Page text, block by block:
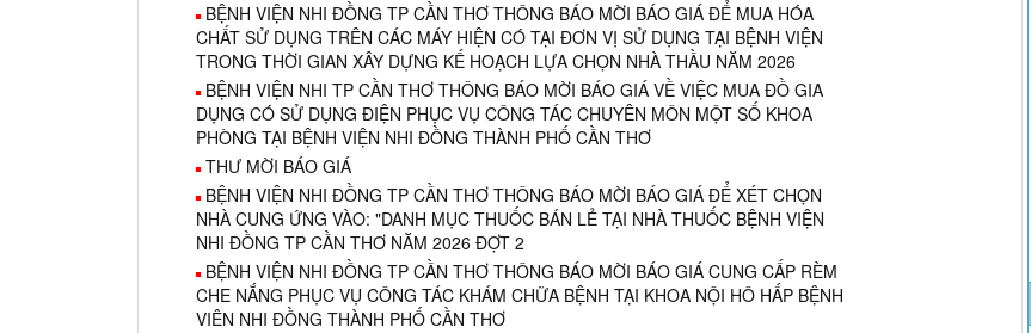
BỆNH VIỆN NHI ĐỒNG TP CẦN THƠ THÔNG BÁO MỜI BÁO GIÁ ĐỂ MUA HÓA
CHẤT SỬ DỤNG TRÊN CÁC MÁY HIỆN CÓ TẠI ĐƠN VỊ SỬ DỤNG TẠI BỆNH VIỆN
TRONG THỜI GIAN XÂY DỰNG KẾ HOẠCH LỰA CHỌN NHÀ THẦU NĂM 2026
BỆNH VIỆN NHI TP CẦN THƠ THÔNG BÁO MỜI BÁO GIÁ VỀ VIỆC MUA ĐỒ GIA
DỤNG CÓ SỬ DỤNG ĐIỆN PHỤC VỤ CÔNG TÁC CHUYÊN MÔN MỘT SỐ KHOA
PHÒNG TẠI BỆNH VIỆN NHI ĐỒNG THÀNH PHỐ CẦN THƠ
THƯ MỜI BÁO GIÁ
BỆNH VIỆN NHI ĐỒNG TP CẦN THƠ THÔNG BÁO MỜI BÁO GIÁ ĐỂ XÉT CHỌN
NHÀ CUNG ỨNG VÀO: "DANH MỤC THUỐC BÁN LẺ TẠI NHÀ THUỐC BỆNH VIỆN
NHI ĐỒNG TP CẦN THƠ NĂM 2026 ĐỢT 2
BỆNH VIỆN NHI ĐỒNG TP CẦN THƠ THÔNG BÁO MỜI BÁO GIÁ CUNG CẤP RÈM
CHE NẮNG PHỤC VỤ CÔNG TÁC KHÁM CHỮA BỆNH TẠI KHOA NỘI HÔ HẤP BỆNH
VIÊN NHI ĐỒNG THÀNH PHỐ CẦN THƠ